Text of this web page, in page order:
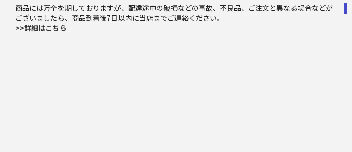
商品には万全を期しておりますが、配達途中の破損などの事故、不良品、ご注文と異なる場合などが
ございましたら、商品到着後7日以内に当店までご連絡ください。
>>詳細はこちら